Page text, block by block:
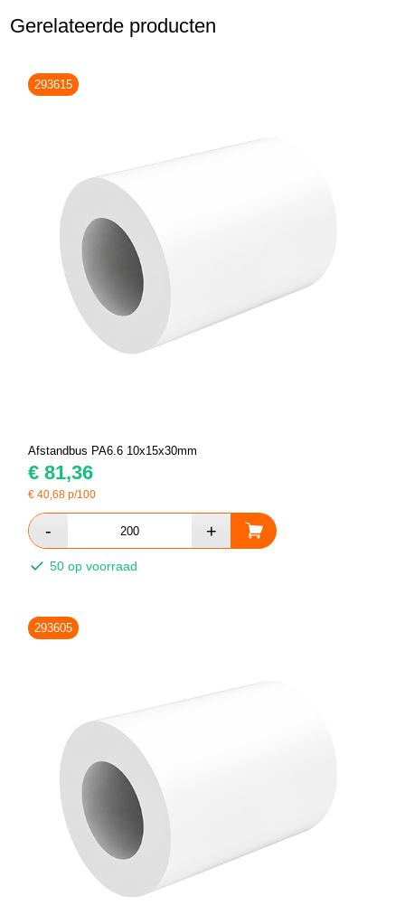
Gerelateerde producten
293615
Afstandbus PA6.6 10x15x30mm
€ 81,36
€40,68 p/100
50 op voorraad
293605